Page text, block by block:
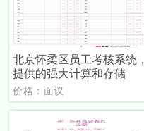
北京怀柔区员工考核系统，
提供的强大计算和存储
价格：面议